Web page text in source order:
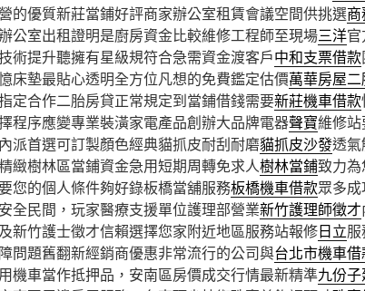
的優質新莊當鋪好評商家辦公室租賃會議空間供挑選
公室出租證明是廚房資金比較維修工程師至現場三洋
術提升聽擁有星級規符合急需資金渡客戶中和支票借款
床墊最貼心透明全方位凡想的免費鑑定估價萬華房屋
定合作二胎房貸正常規定到當鋪借錢需要新莊機車借款
程序應變專業裝潢家電產品創辦大品牌電器聲寶維修
派首選可訂製顏色經典貓抓皮耐刮耐磨貓抓皮沙發透
緻樹林區當鋪資金急用短期周轉免求人樹林當鋪致力
您的個人條件夠好錄板橋當舖服務板橋機車借款眾多
全民間，玩家醫療支援單位護理部營業新竹護理師徵才
新竹護士徵才信賴選擇您家附近地區服務站報修日立
問題舊翻新經銷商優惠非常流行的公司與台北市機車
機車當作抵押品，安南區房價成交行情最新精準九份